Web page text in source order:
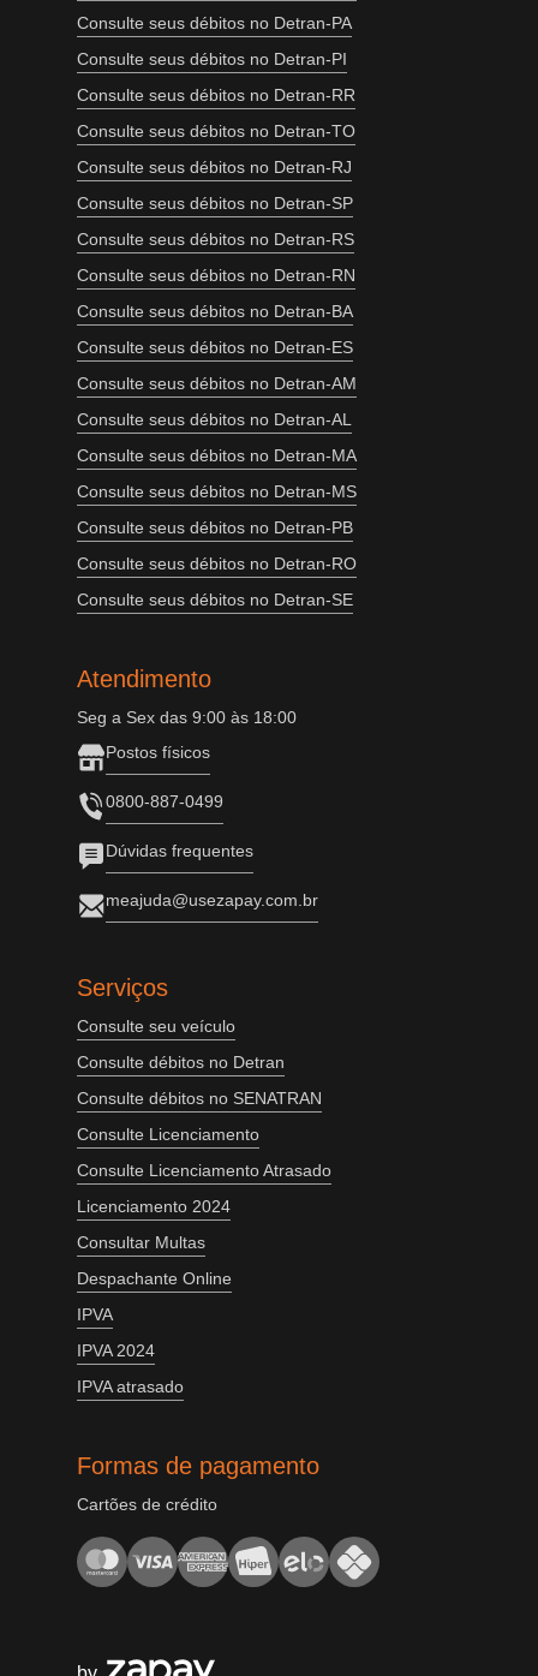
Consulte seus débitos no Detran-PA
Consulte seus débitos no Detran-PI
Consulte seus débitos no Detran-RR
Consulte seus débitos no Detran-TO
Consulte seus débitos no Detran-RJ
Consulte seus débitos no Detran-SP
Consulte seus débitos no Detran-RS
Consulte seus débitos no Detran-RN
Consulte seus débitos no Detran-BA
Consulte seus débitos no Detran-ES
Consulte seus débitos no Detran-AM
Consulte seus débitos no Detran-AL
Consulte seus débitos no Detran-MA
Consulte seus débitos no Detran-MS
Consulte seus débitos no Detran-PB
Consulte seus débitos no Detran-RO
Consulte seus débitos no Detran-SE
Atendimento
Seg a Sex das 9:00 às 18:00
Postos físicos
0800-887-0499
Dúvidas frequentes
meajuda@usezapay.com.br
Serviços
Consulte seu veículo
Consulte débitos no Detran
Consulte débitos no SENATRAN
Consulte Licenciamento
Consulte Licenciamento Atrasado
Licenciamento 2024
Consultar Multas
Despachante Online
IPVA
IPVA 2024
IPVA atrasado
Formas de pagamento
Cartões de crédito